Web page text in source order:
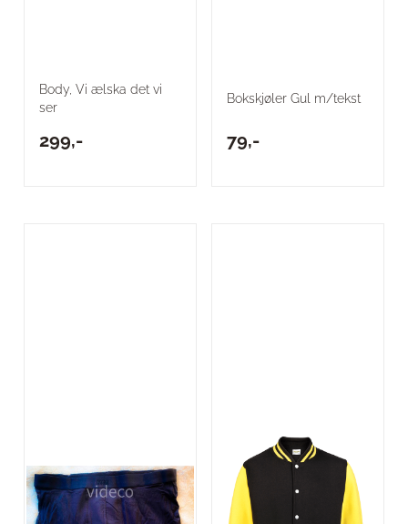
Body, Vi ælska det vi
ser
299,-
Bokskjøler Gul m/tekst
79,-